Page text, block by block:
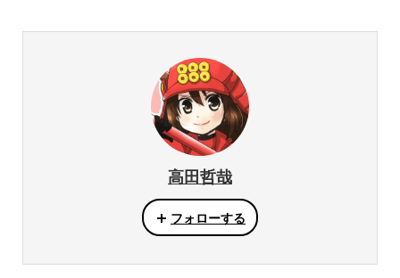
高田哲哉
フォローする